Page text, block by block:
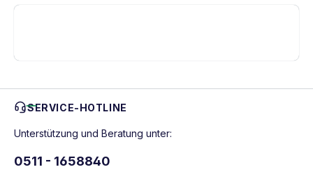
SERVICE-HOTLINE
Unterstützung und Beratung unter:
0511 - 1658840